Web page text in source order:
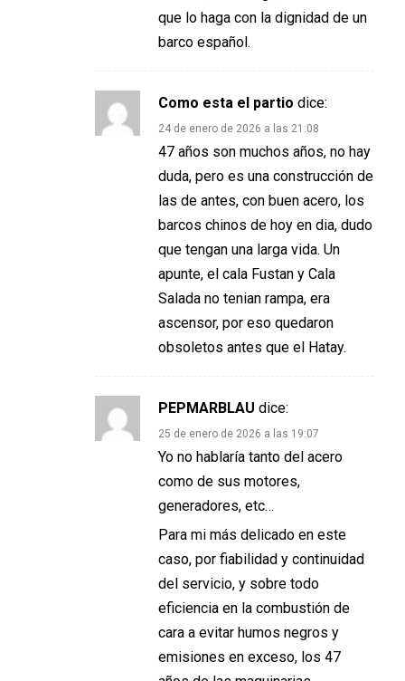
que lo haga con la dignidad de un
barco español.
Como esta el partio dice:
24 de enero de 2026 a las 21:08
47 años son muchos años, no hay
duda, pero es una construcción de
las de antes, con buen acero, los
barcos chinos de hoy en dia, dudo
que tengan una larga vida. Un
apunte, el cala Fustan y Cala
Salada no tenian rampa, era
ascensor, por eso quedaron
obsoletos antes que el Hatay.
PEPMARBLAU dice:
25 de enero de 2026 a las 19:07
Yo no hablaría tanto del acero
como de sus motores,
generadores, etc…
Para mi más delicado en este
caso, por fiabilidad y continuidad
del servicio, y sobre todo
eficiencia en la combustión de
cara a evitar humos negros y
emisiones en exceso, los 47